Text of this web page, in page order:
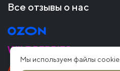
Все отзывы о нас
Мы используем файлы cookie.